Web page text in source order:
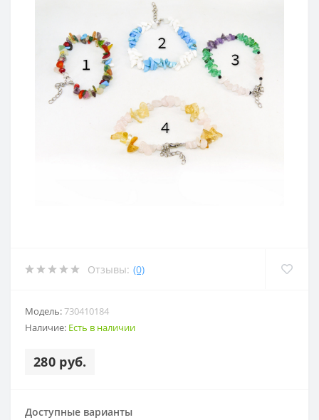
Отзывы: (0)
Модель:730410184
Наличие: Есть в наличии
280 руб.
Доступные варианты